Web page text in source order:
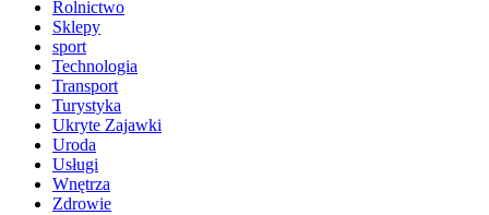
Rolnictwo
Sklepy
sport
Technologia
Transport
Turystyka
Ukryte Zajawki
Uroda
Usługi
Wnętrza
Zdrowie